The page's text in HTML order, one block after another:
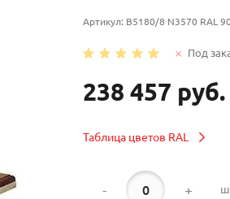
Артикул: B5180/8 N3570 RAL
Под
238 457 руб.
Таблица цветов RAL
- +